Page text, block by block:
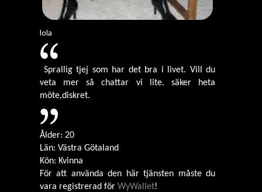
lola
Sprallig tjej som har det bra i livet. Vill du
veta mer så chattar vi lite. säker heta
möte,diskret.
Ålder: 20
Län: Västra Götaland
Kön: Kvinna
För att använda den här tjänsten måste du
vara registrerad för WyWallet!